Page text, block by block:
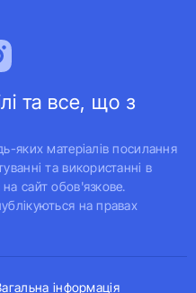
та все, що з
яких матеріалів посилання
та використанні в
сайт обов'язкове.
на правах
інформація